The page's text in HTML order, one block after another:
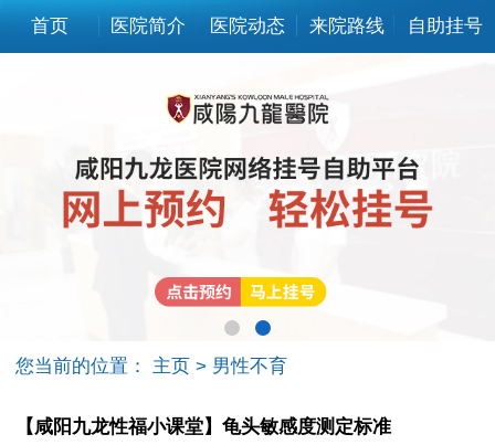
首页 医院简介 医院动态 来院路线 自助挂号
您当前的位置： 主页 > 男性不育
【咸阳九龙性福小课堂】龟头敏感度测定标准